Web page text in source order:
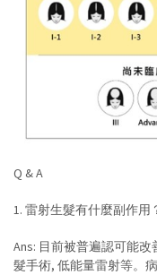
Q & A
1. 雷射生髮有什麼副作用
Ans: 目前被普遍認可能
髮手術, 低能量雷射等。